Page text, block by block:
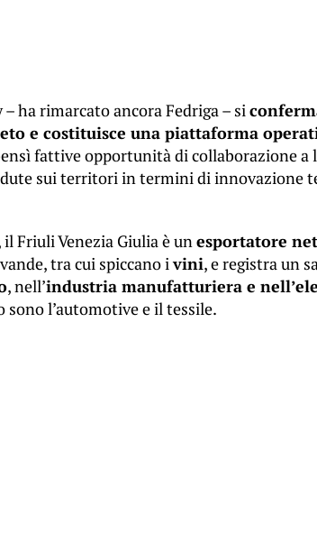
ha rimarcato ancora Fedriga – si
e costituisce una piattaforma
fattive opportunità di collaborazione
sui territori in termini di innovazione
Friuli Venezia Giulia è unesportatore
tra cui spiccano ivini, e registra un
, nell’industria manufatturiera e
sono l’automotive e il tessile.